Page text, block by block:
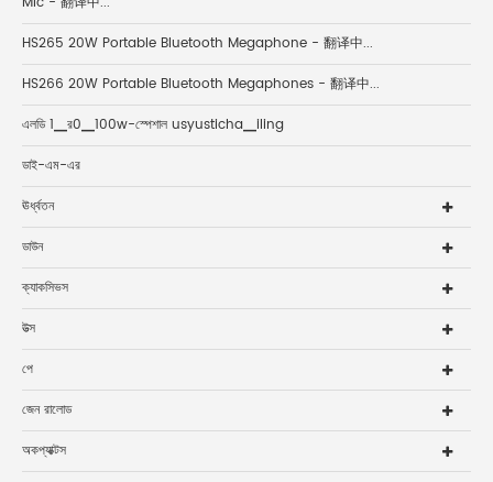
HS265 20W Portable Bluetooth Megaphone - 翻译中...
HS266 20W Portable Bluetooth Megaphones - 翻译中...
এলডি 1▁র0▁100w-স্পেশাল usyusticha▁iling
ডাই-এম-এর
ঊর্ধ্বতন
ডাউন
ক্যাকসিভস
উত্স
পে
জেন রালোড
অকপ্যাক্টস